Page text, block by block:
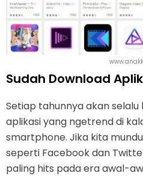
Sudah Download
Setiap tahunnya akan
aplikasi yang ngetrend di
smartphone. Jika kita
seperti Facebook dan
paling hits pada era awal-